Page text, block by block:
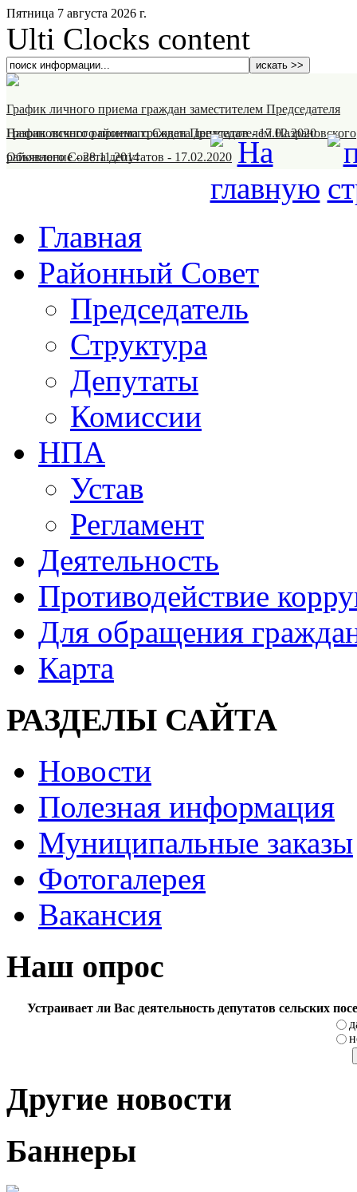
Пятница 7 августа 2026 г.
Ulti Clocks content
График личного приема граждан заместителем Председателя
Назрановского районного Совета депутатов-17.02.2020
График личного приема граждан Председателем Назрановского
районного Совета депутатов - 17.02.2020
Объявление-28.11.2014
Главная
Районный Совет
Председатель
Структура
Депутаты
Комиссии
НПА
Устав
Регламент
Деятельность
Противодействие
Для обращения
Карта
РАЗДЕЛЫ САЙТА
Новости
Полезная информация
Муниципальные заказы
Фотогалерея
Вакансия
Наш опрос
Устраивает ли Вас деятельность депутатов сельских
Другие новости
Баннеры